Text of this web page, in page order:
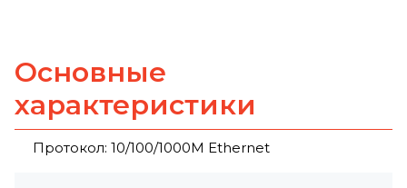
Основные
характеристики
Протокол: 10/100/1000M Ethernet